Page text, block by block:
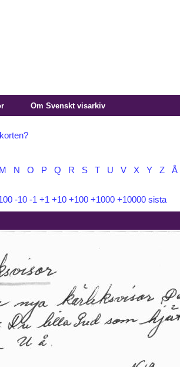
Om Svenskt visarkiv
M N O P Q R S T U V X Y Z Å
-10 -1 +1 +10 +100 +1000 +10000 sista